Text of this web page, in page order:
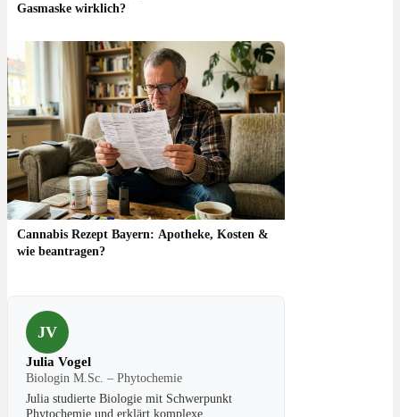
Gasmaske wirklich?
Cannabis Rezept Bayern: Apotheke, Kosten &
wie beantragen?
JV
Julia Vogel
Biologin M.Sc. – Phytochemie
Julia studierte Biologie mit Schwerpunkt
Phytochemie und erklärt komplexe